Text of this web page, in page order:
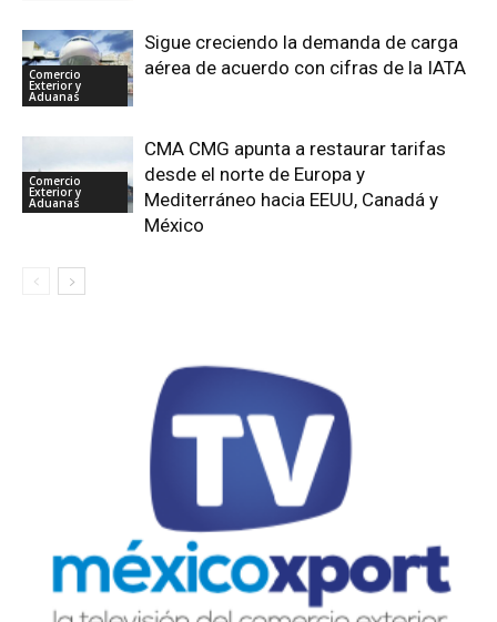
Comercio
Exterior y
Aduanas
Sigue creciendo la demanda de carga
aérea de acuerdo con cifras de la IATA
Comercio
Exterior y
Aduanas
CMA CMG apunta a restaurar tarifas
desde el norte de Europa y
Mediterráneo hacia EEUU, Canadá y
México